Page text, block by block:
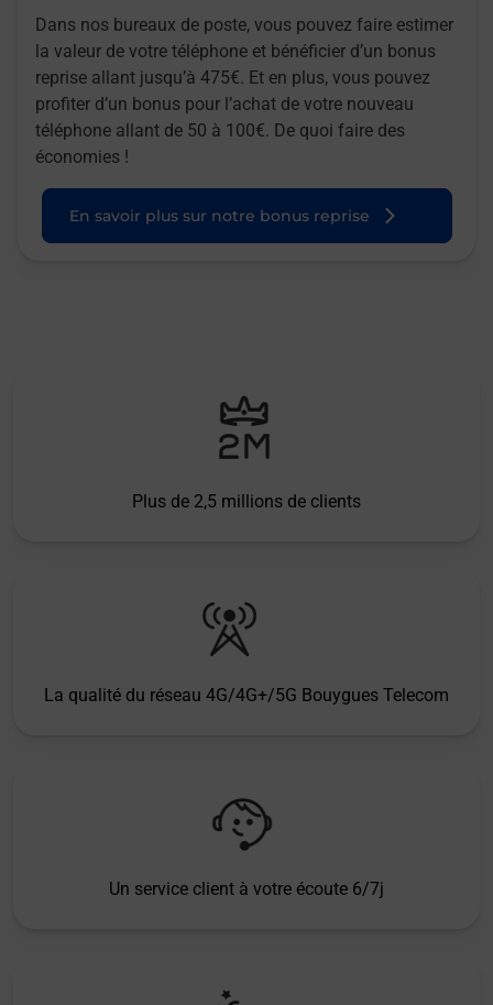
Dans nos bureaux de poste, vous pouvez faire estimer
la valeur de votre téléphone et bénéficier d’un bonus
reprise allant jusqu’à 475€. Et en plus, vous pouvez
profiter d’un bonus pour l’achat de votre nouveau
téléphone allant de 50 à 100€. De quoi faire des
économies !
En savoir plus sur notre bonus reprise
Plus de 2,5 millions de clients
La qualité du réseau 4G/4G+/5G Bouygues Telecom
Un service client à votre écoute 6/7j